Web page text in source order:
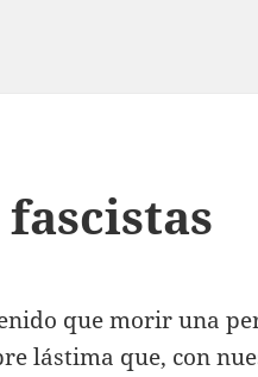
que morir una
lástima que, con